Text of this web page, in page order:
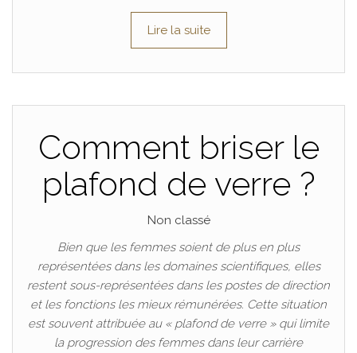
Lire la suite
Comment briser le
plafond de verre ?
Non classé
Bien que les femmes soient de plus en plus
représentées dans les domaines scientifiques, elles
restent sous-représentées dans les postes de direction
et les fonctions les mieux rémunérées. Cette situation
est souvent attribuée au « plafond de verre » qui limite
la progression des femmes dans leur carrière